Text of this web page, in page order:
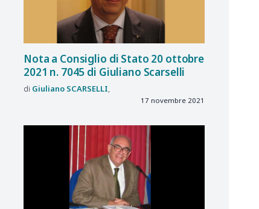
Nota a Consiglio di Stato 20 ottobre
2021 n. 7045 di Giuliano Scarselli
Giuliano SCARSELLI
17 novembre 2021